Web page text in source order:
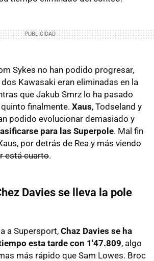
Sykes no han podido progresar,
Kawasaki eran eliminadas en la
que Jakub Smrz lo ha pasado
finalmente. Xaus, Todseland y
podido evolucionar demasiado y
para las Superpole. Mal fin
por detrás de Rea y más viendo
está cuarto.
Davies se lleva la pole
a Supersport, Chaz Davies se ha
esta tarde con 1'47.809, algo
más rápido que Sam Lowes. Broc